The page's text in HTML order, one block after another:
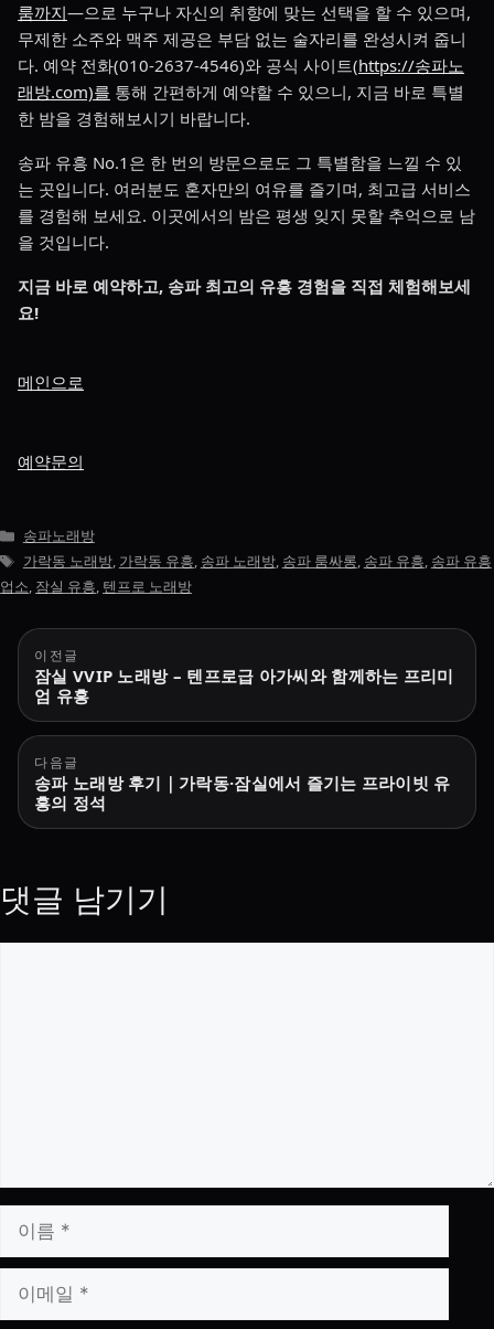
룸까지—으로 누구나 자신의 취향에 맞는 선택을 할 수 있으며,
무제한 소주와 맥주 제공은 부담 없는 술자리를 완성시켜 줍니
다. 예약 전화(010-2637-4546)와 공식 사이트(https://송파노
래방.com)를 통해 간편하게 예약할 수 있으니, 지금 바로 특별
한 밤을 경험해보시기 바랍니다.
송파 유흥 No.1은 한 번의 방문으로도 그 특별함을 느낄 수 있
는 곳입니다. 여러분도 혼자만의 여유를 즐기며, 최고급 서비스
를 경험해 보세요. 이곳에서의 밤은 평생 잊지 못할 추억으로 남
을 것입니다.
지금 바로 예약하고, 송파 최고의 유흥 경험을 직접 체험해보세
요!
메인으로
예약문의
카
테
고
리
송파노래방
태
그
가락동 노래방, 가락동 유흥, 송파 노래방, 송파 룸싸롱, 송파 유흥, 송파 유흥
업소, 잠실 유흥, 텐프로 노래방
글
탐
색
이전글
잠실 VVIP 노래방 – 텐프로급 아가씨와 함께하는 프리미
엄 유흥
다음글
송파 노래방 후기｜가락동·잠실에서 즐기는 프라이빗 유
흥의 정석
댓글 남기기